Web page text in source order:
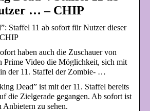
… – CHIP
Staffel 11 ab sofort für Nutzer dieser
haben auch die Zuschauer von
Prime Video die Möglichkeit, sich mit
in der 11. Staffel der Zombie- …
Dead” ist mit der 11. Staffel bereits
die Zielgerade gegangen. Ab sofort ist
Anbietern zu sehen.